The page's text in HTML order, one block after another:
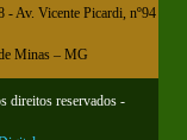
- Av. Vicente Picardi, nº94
Minas – MG
direitos reservados -